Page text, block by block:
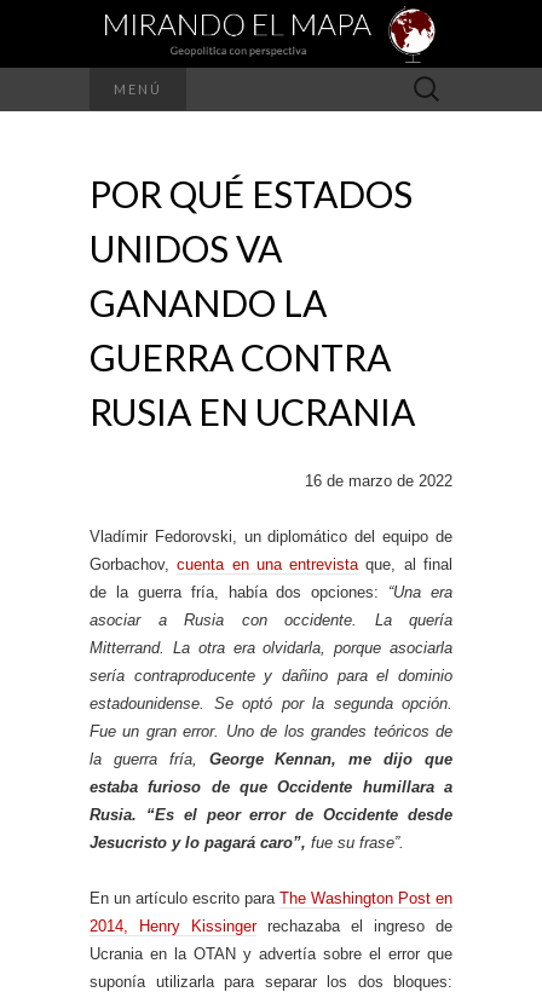
MENÚ Buscar:
POR QUÉ ESTADOS
UNIDOS VA
GANANDO LA
GUERRA CONTRA
RUSIA EN UCRANIA
16 de marzo de 2022
Vladímir Fedorovski, un diplomático del equipo de
Gorbachov,cuenta en una entrevista que, al final
de la guerra fría, había dos opciones: “Una era
asociar a Rusia con occidente. La quería
Mitterrand. La otra era olvidarla, porque asociarla
sería contraproducente y dañino para el dominio
estadounidense. Se optó por la segunda opción.
Fue un gran error. Uno de los grandes teóricos de
la guerra fría, George Kennan, me dijo que
estaba furioso de que Occidente humillara a
Rusia. “Es el peor error de Occidente desde
Jesucristo y lo pagará caro”, fue su frase”.
En un artículo escrito para The Washington Post en
2014, Henry Kissingerrechazaba el ingreso de
Ucrania en la OTAN y advertía sobre el error que
suponía utilizarla para separar los dos bloques: